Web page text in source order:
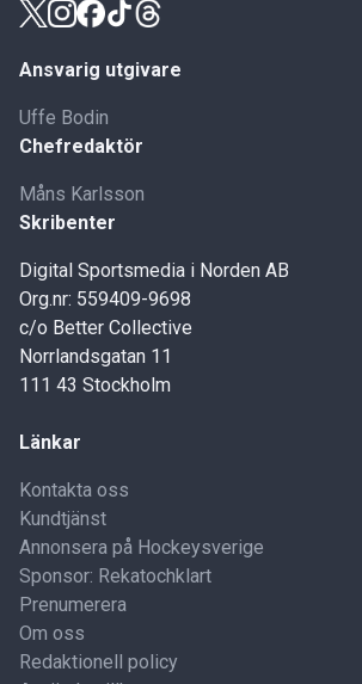
Ansvarig utgivare
Uffe Bodin
Chefredaktör
Måns Karlsson
Skribenter
Digital Sportsmedia i Norden AB
Org.nr: 559409-9698
c/o Better Collective
Norrlandsgatan 11
111 43 Stockholm
Länkar
Kontakta oss
Kundtjänst
Annonsera på Hockeysverige
Sponsor: Rekatochklart
Prenumerera
Om oss
Redaktionell policy